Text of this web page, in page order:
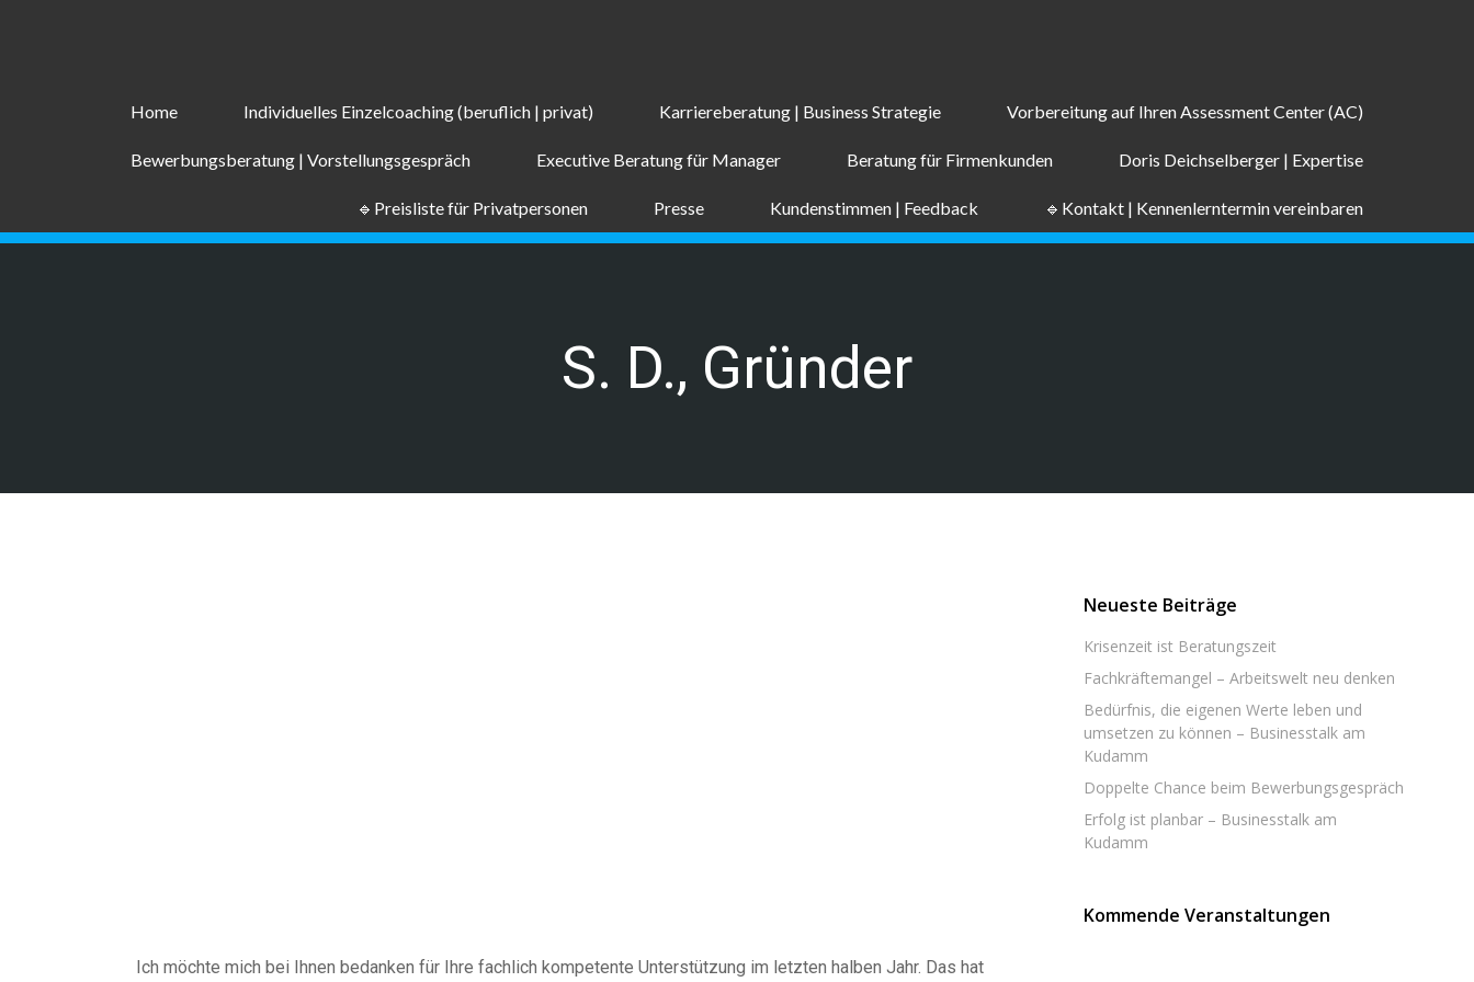
Home Individuelles Einzelcoaching (beruflich | privat) Karriereberatung | Business Strategie Vorbereitung auf Ihren Assessment Center (AC)
Bewerbungsberatung | Vorstellungsgespräch Executive Beratung für Manager Beratung für Firmenkunden Doris Deichselberger | Expertise
🔹Preisliste für Privatpersonen Presse Kundenstimmen | Feedback 🔹Kontakt | Kennenlerntermin vereinbaren
S. D., Gründer
Ich möchte mich bei Ihnen bedanken für Ihre fachlich kompetente Unterstützung im letzten halben Jahr. Das hat
Neueste Beiträge
Krisenzeit ist Beratungszeit
Fachkräftemangel – Arbeitswelt neu denken
Bedürfnis, die eigenen Werte leben und
umsetzen zu können – Businesstalk am
Kudamm
Doppelte Chance beim Bewerbungsgespräch
Erfolg ist planbar – Businesstalk am
Kudamm
Kommende Veranstaltungen